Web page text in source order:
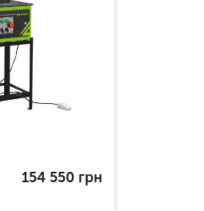
154 550 грн